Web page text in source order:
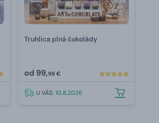
Truhlica plná čokolády
od 99,99 €
U VÁS:10.8.2026